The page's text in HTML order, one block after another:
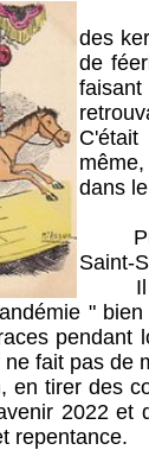
des
de
dans
Puis
Saint-
Il
"
pendant
fait pas de
tirer des
2022
repentance.